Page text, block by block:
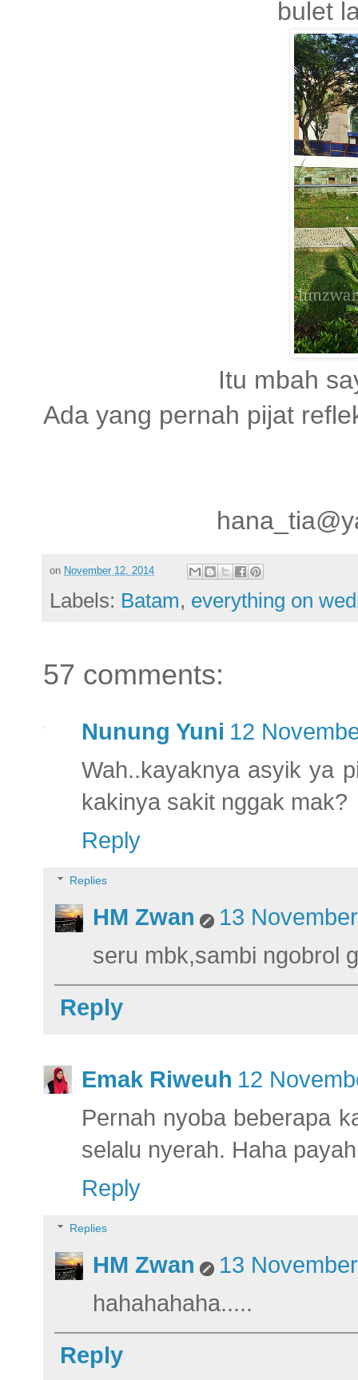
bulet
Itu mbah
Ada yang pernah pijat
on November 12, 2014
Labels: Batam, everything on
57 comments:
Nunung Yuni 12
Wah..kayaknya asyik ya
kakinya sakit nggak mak?
Reply
Replies
HM Zwan
13
seru mbk,sambi ngobrol
Reply
Emak Riweuh 12
Pernah nyoba beberapa
selalu nyerah. Haha
Reply
Replies
HM Zwan
13
hahahahaha.....
Reply